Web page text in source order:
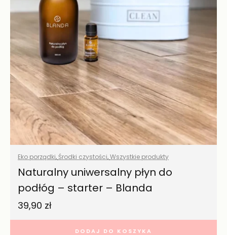
Eko porządki, Środki czystości,Wszystkie produkty
Naturalny uniwersalny płyn do
podłóg – starter – Blanda
39,90 zł
DODAJ DO KOSZYKA